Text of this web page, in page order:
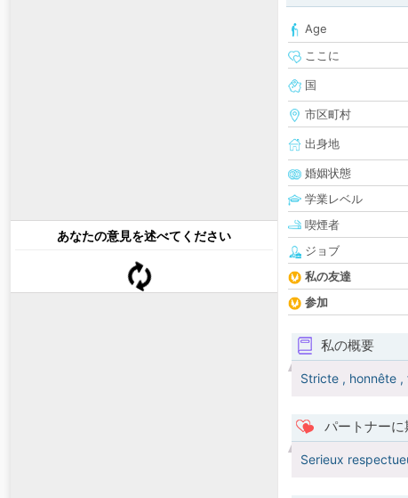
あなたの意見を述べてください
Age
ここに
国
市区町村
出身地
婚姻状態
学業レベル
喫煙者
ジョブ
私の友達
参加
私の概要
Stricte , honnête
パートナーに
Serieux